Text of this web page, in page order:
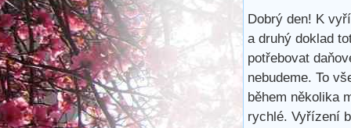
Dobrý den! K
a druhý doklad
potřebovat
nebudeme. To
během několika
rychlé. Vyřízení